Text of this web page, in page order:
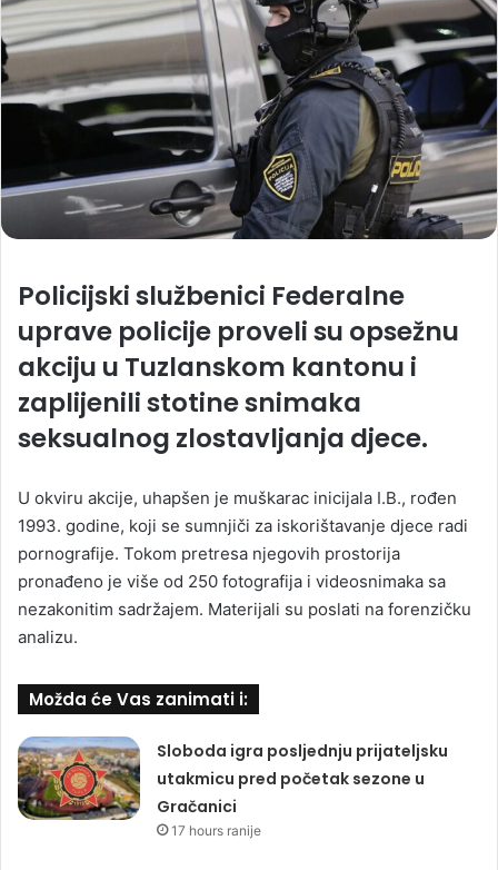
Policijski službenici Federalne
uprave policije proveli su opsežnu
akciju u Tuzlanskom kantonu i
zaplijenili stotine snimaka
seksualnog zlostavljanja djece.
U okviru akcije, uhapšen je muškarac inicijala I.B., rođen
1993. godine, koji se sumnjiči za iskorištavanje djece radi
pornografije. Tokom pretresa njegovih prostorija
pronađeno je više od 250 fotografija i videosnimaka sa
nezakonitim sadržajem. Materijali su poslati na forenzičku
analizu.
Možda će Vas zanimati i:
Sloboda igra posljednju prijateljsku
utakmicu pred početak sezone u
Gračanici
17 hours ranije